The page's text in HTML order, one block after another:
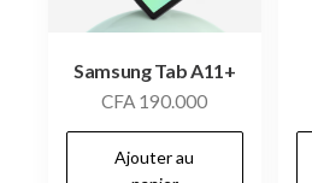
Samsung Tab A11+
CFA 190.000
Ajouter au